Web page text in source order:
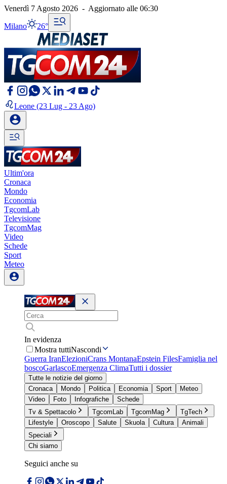
Venerdì 7 Agosto 2026 - Aggiornato alle 06:30
Milano 26°
Leone (23 Lug - 23 Ago)
Ultim'ora
Cronaca
Mondo
Economia
TgcomLab
Televisione
TgcomMag
Video
Schede
Sport
Meteo
In evidenza
Mostra tuttiNascondi
Guerra IranElezioniCrans MontanaEpstein FilesFamiglia nel
boscoGarlascoEmergenza ClimaTutti i dossier
Tutte le notizie del giorno
Cronaca
Mondo Politica Economia Sport
Meteo
Video
Foto Infografiche
Schede
Tv & Spettacolo
TgcomLab TgcomMag
TgTech
Lifestyle
Oroscopo Salute Skuola Cultura
Animali
Speciali
Chi siamo
Seguici anche su